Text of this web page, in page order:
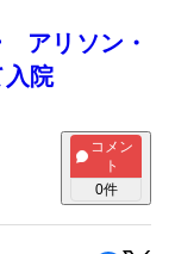
アリソン・
入院
コメン
ト
0件